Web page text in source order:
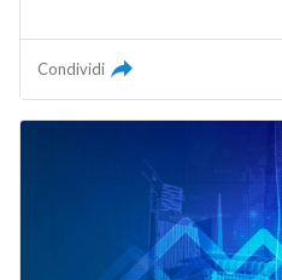
Condividi